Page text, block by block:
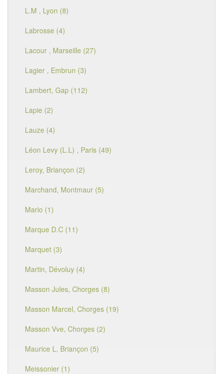
L.M , Lyon (8)
Labrosse (4)
Lacour , Marseille (27)
Lagier , Embrun (3)
Lambert, Gap (112)
Lapie (2)
Lauze (4)
Léon Levy (L.L) , Paris (49)
Leroy, Briançon (2)
Marchand, Montmaur (5)
Mario (1)
Marque D.C (11)
Marquet (3)
Martin, Dévoluy (4)
Masson Jules, Chorges (8)
Masson Marcel, Chorges (19)
Masson Vve, Chorges (2)
Maurice L, Briançon (5)
Meissonier (1)